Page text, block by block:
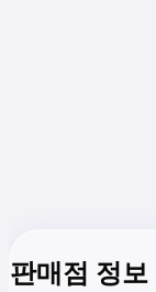
판매점 정보